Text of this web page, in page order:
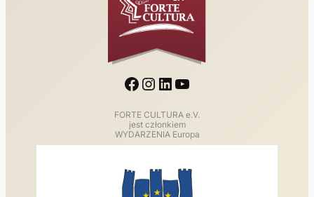
Facebook InstagramLinkedIn YouTube
WYDARZENIA Europa